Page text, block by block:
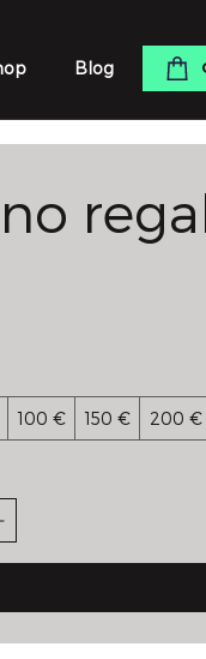
Blog
100 € 150 € 200 €